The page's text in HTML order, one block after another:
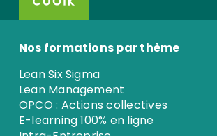
Nos formations par thème
Lean Six Sigma
Lean Management
OPCO : Actions collectives
E-learning 100% en ligne